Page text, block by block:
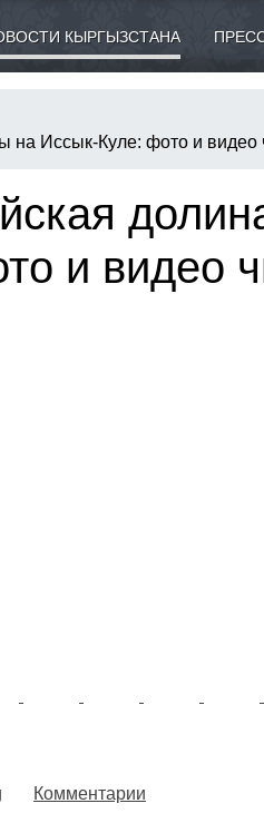
КЫРГЫЗСТАНА
на Иссык-Куле: фото и видео
и видео
Комментарии